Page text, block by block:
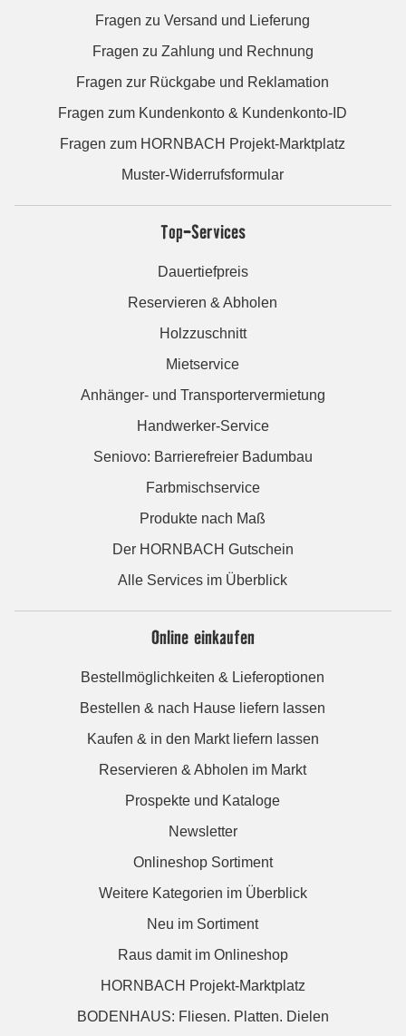
Fragen zu Versand und Lieferung
Fragen zu Zahlung und Rechnung
Fragen zur Rückgabe und Reklamation
Fragen zum Kundenkonto & Kundenkonto-ID
Fragen zum HORNBACH Projekt-Marktplatz
Muster-Widerrufsformular
Top-Services
Dauertiefpreis
Reservieren & Abholen
Holzzuschnitt
Mietservice
Anhänger- und Transportervermietung
Handwerker-Service
Seniovo: Barrierefreier Badumbau
Farbmischservice
Produkte nach Maß
Der HORNBACH Gutschein
Alle Services im Überblick
Online einkaufen
Bestellmöglichkeiten & Lieferoptionen
Bestellen & nach Hause liefern lassen
Kaufen & in den Markt liefern lassen
Reservieren & Abholen im Markt
Prospekte und Kataloge
Newsletter
Onlineshop Sortiment
Weitere Kategorien im Überblick
Neu im Sortiment
Raus damit im Onlineshop
HORNBACH Projekt-Marktplatz
BODENHAUS: Fliesen. Platten. Dielen